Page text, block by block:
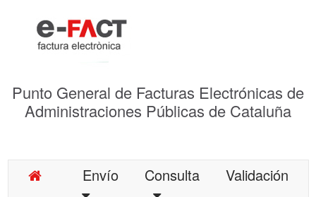
Punto General de Facturas Electrónicas de
Administraciones Públicas de Cataluña
Envío Consulta
Validación